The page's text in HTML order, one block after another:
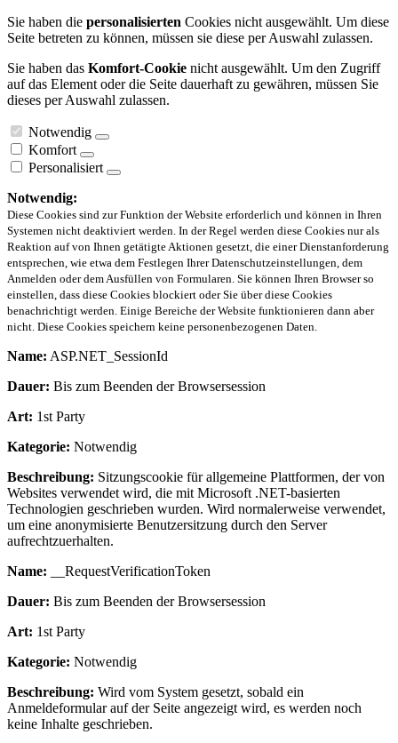
Sie haben die personalisierten Cookies nicht ausgewählt. Um diese
Seite betreten zu können, müssen sie diese per Auswahl zulassen.
Sie haben das Komfort-Cookie nicht ausgewählt. Um den Zugriff
auf das Element oder die Seite dauerhaft zu gewähren, müssen Sie
dieses per Auswahl zulassen.
Notwendig
Komfort
Personalisiert
Notwendig:
Diese Cookies sind zur Funktion der Website erforderlich und können in Ihren
Systemen nicht deaktiviert werden. In der Regel werden diese Cookies nur als
Reaktion auf von Ihnen getätigte Aktionen gesetzt, die einer Dienstanforderung
entsprechen, wie etwa dem Festlegen Ihrer Datenschutzeinstellungen, dem
Anmelden oder dem Ausfüllen von Formularen. Sie können Ihren Browser so
einstellen, dass diese Cookies blockiert oder Sie über diese Cookies
benachrichtigt werden. Einige Bereiche der Website funktionieren dann aber
nicht. Diese Cookies speichern keine personenbezogenen Daten.
Name: ASP.NET_SessionId
Dauer: Bis zum Beenden der Browsersession
Art: 1st Party
Kategorie: Notwendig
Beschreibung: Sitzungscookie für allgemeine Plattformen, der von
Websites verwendet wird, die mit Microsoft .NET-basierten
Technologien geschrieben wurden. Wird normalerweise verwendet,
um eine anonymisierte Benutzersitzung durch den Server
aufrechtzuerhalten.
Name: __RequestVerificationToken
Dauer: Bis zum Beenden der Browsersession
Art: 1st Party
Kategorie: Notwendig
Beschreibung: Wird vom System gesetzt, sobald ein
Anmeldeformular auf der Seite angezeigt wird, es werden noch
keine Inhalte geschrieben.